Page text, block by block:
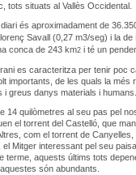
tots situats al Vallès Occidental.
és aproximadament de
Savall (0,27 m3/seg) i la
conca de 243 km2 i té un
es caracteritza per tenir poc
importants, de les quals la
i greus danys materials i humans.
14 quilòmetres al seu pas pel
el torrent del Castelló, que
com el torrent de
el Mitger interessant pel seu
terme, aquests últims tots
són abundants.